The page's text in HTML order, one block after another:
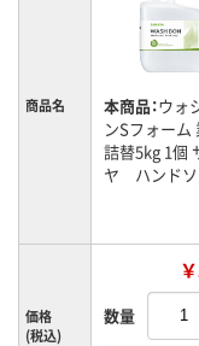
商品名 本商品：ウォ
ンSフォーム
詰替5kg 1個
ヤ ハンド
価格
(税込)
数量